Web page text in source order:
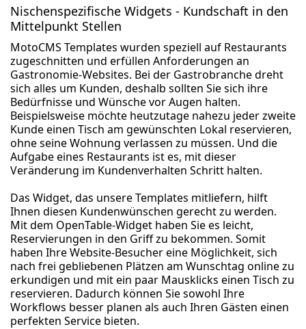
Nischenspezifische Widgets - Kundschaft in den
Mittelpunkt Stellen
MotoCMS Templates wurden speziell auf Restaurants
zugeschnitten und erfüllen Anforderungen an
Gastronomie-Websites. Bei der Gastrobranche dreht
sich alles um Kunden, deshalb sollten Sie sich ihre
Bedürfnisse und Wünsche vor Augen halten.
Beispielsweise möchte heutzutage nahezu jeder zweite
Kunde einen Tisch am gewünschten Lokal reservieren,
ohne seine Wohnung verlassen zu müssen. Und die
Aufgabe eines Restaurants ist es, mit dieser
Veränderung im Kundenverhalten Schritt halten.
Das Widget, das unsere Templates mitliefern, hilft
Ihnen diesen Kundenwünschen gerecht zu werden.
Mit dem OpenTable-Widget haben Sie es leicht,
Reservierungen in den Griff zu bekommen. Somit
haben Ihre Website-Besucher eine Möglichkeit, sich
nach frei gebliebenen Plätzen am Wunschtag online zu
erkundigen und mit ein paar Mausklicks einen Tisch zu
reservieren. Dadurch können Sie sowohl Ihre
Workflows besser planen als auch Ihren Gästen einen
perfekten Service bieten.